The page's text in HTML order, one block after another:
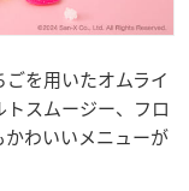
を用いたオムライ
スムージー、フロ
わいいメニューが